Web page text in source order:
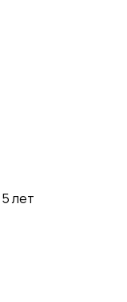
лет